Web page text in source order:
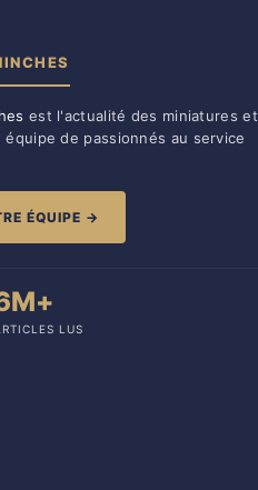
est l'actualité des miniatures et
de passionnés au service
ÉQUIPE →
LUS